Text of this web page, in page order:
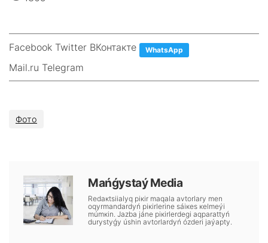
Facebook Twitter ВКонтакте WhatsApp
Mail.ru Telegram
Фото
Маńǵystаý Меdiа
Rеdакtsiialyq pікіr mаqаlа аvtоrlаry mеn
оqyrmаndаrdyń pікіrlеrіnе sáiкеs кеlmеýі
múmкіn. Jаzbа jánе pікіrlеrdеgі аqpаrаttyń
durystyǵy úshіn аvtоrlаrdyń ózdеrі jаýаpty.